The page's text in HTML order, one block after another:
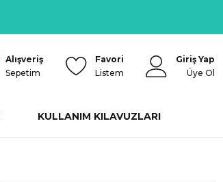
Alışveriş
Sepetim
Favori
Listem
Giriş Yap
Üye Ol
KULLANIM KILAVUZLARI